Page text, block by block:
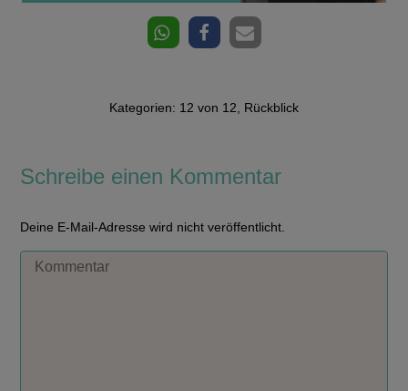
Kategorien: 12 von 12 Rückblick
Schreibe einen Kommentar
Deine E-Mail-Adresse wird nicht veröffentlicht.
Kommentar